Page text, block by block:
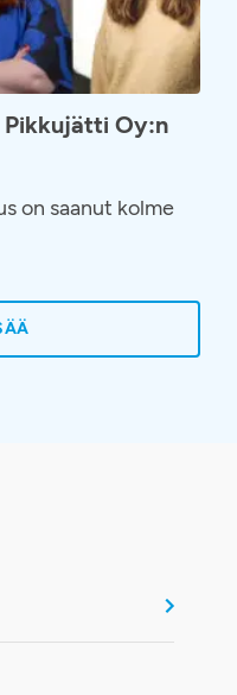
Pikkujätti Oy:n
on saanut kolme